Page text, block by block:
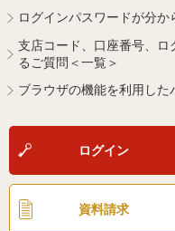
ログインパスワードが分か
支店コード、口座番号、ロ
るご質問＜一覧＞
ブラウザの機能を利用した
ログイン
資料請求